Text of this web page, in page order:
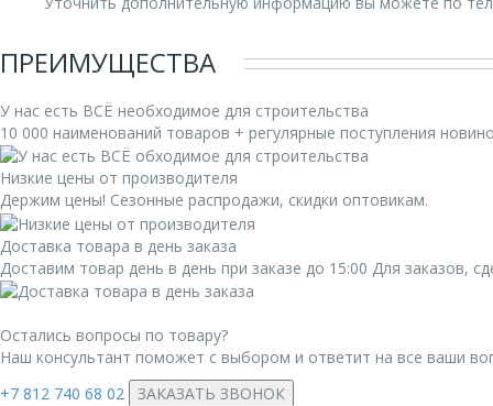
ПРЕИМУЩЕСТВА
У нас есть ВСЁ необходимое для строительства
10 000 наименований товаров + регулярные поступления
Низкие цены от производителя
Держим цены! Сезонные распродажи, скидки оптовикам.
Доставка товара в день заказа
Доставим товар день в день при заказе до 15:00 Для заказов,
Остались вопросы по товару?
Наш консультант поможет с выбором и ответит на все ваши
+7 812 740 68 02
ЗАКАЗАТЬ ЗВОНОК